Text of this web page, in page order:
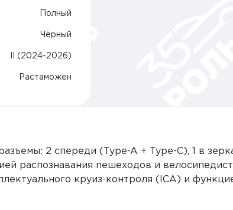
Полный
Чёрный
II (2024-2026)
Растаможен
2 спереди (Type-A + Type-C), 1 в
распознавания пешеходов и
круиз-контроля (ICA) и